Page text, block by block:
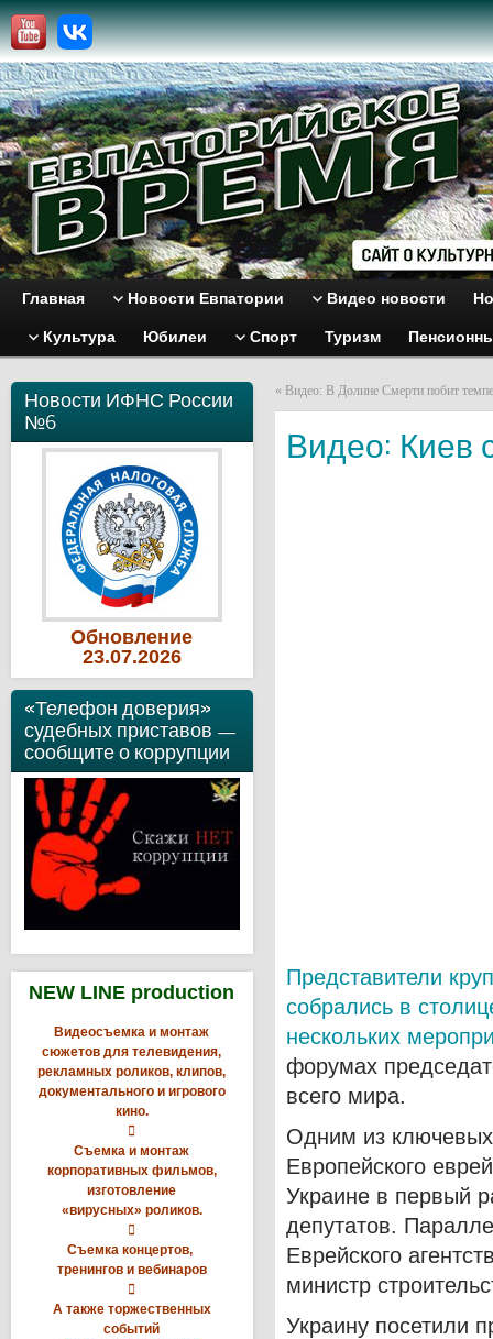
Главная Новости Евпатории Видео новости
Культура Юбилеи Спорт Туризм
Новости ИФНС России
№6
Обновление
23.07.2026
«Телефон доверия»
судебных приставов —
сообщите о коррупции
NEW LINE production
Видеосъемка и монтаж
сюжетов для телевидения,
рекламных роликов, клипов,
документального и игрового
кино.

Съемка и монтаж
корпоративных фильмов,
изготовление
«вирусных» роликов.

Съемка концертов,
тренингов и вебинаров

А также торжественных
событий
« Видео: В Долине Смерти побит
Видео: Киев
Представители
собрались в
нескольких
форумах
всего мира.
Одним из
Европейского
Украине в первый
депутатов.
Еврейского
министр
Украину посетили